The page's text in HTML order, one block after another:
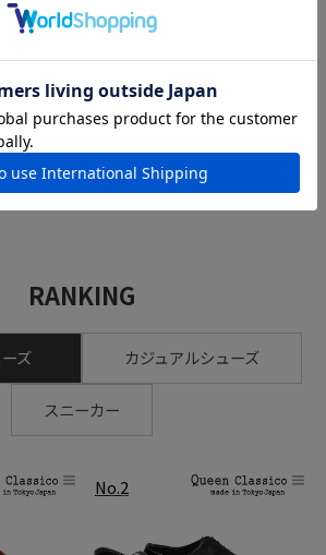
スリン
ク スペイ
RANKING
ズ カジュアルシューズ
スニーカー